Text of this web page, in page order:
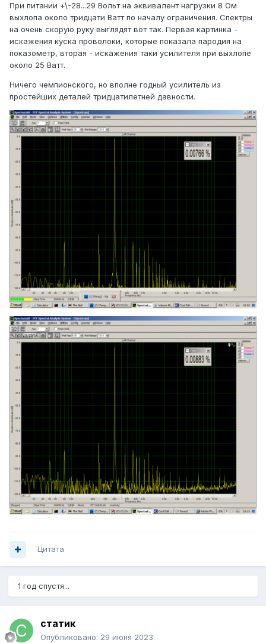
При питании +\-28...29 Вольт на эквивалент нагрузки 8 Ом
выхлопа около тридцати Ватт по началу ограничения. Спектры
на очень скорую руку выглядят вот так. Первая картинка -
искажения куска проволоки, которые показала пародия на
показометр, вторая - искажения таки усилителя при выхлопе
около 25 Ватт.
Ничего чемпионского, но вполне годный усилитель из
простейших деталей тридцатилетней давности.
Цитата
1 год спустя...
статик
Опубликовано: 29 июня 2023